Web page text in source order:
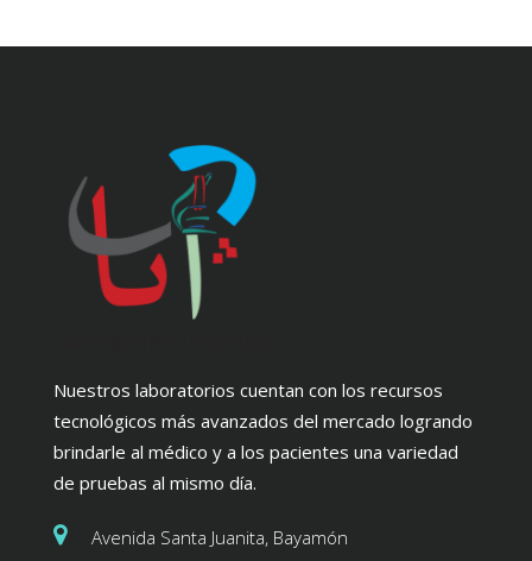
Nuestros laboratorios cuentan con los recursos
tecnológicos más avanzados del mercado logrando
brindarle al médico y a los pacientes una variedad
de pruebas al mismo día.
Avenida Santa Juanita, Bayamón